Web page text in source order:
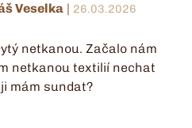
Veselka | 26.03.2026
netkanou. Začalo nám
netkanou textilií nechat
mám sundat?